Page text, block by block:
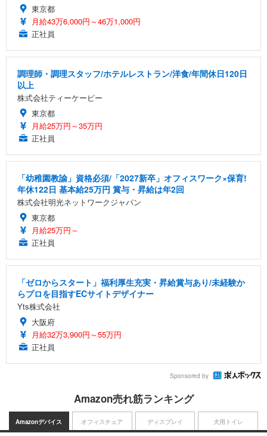
東京都
月給43万6,000円～46万1,000円
正社員
調理師・調理スタッフ/ホテルレストラン/洋食/年間休日120日
以上
株式会社ティーケーピー
東京都
月給25万円～35万円
正社員
「幼稚園教諭」資格必須/「2027新卒」オフィスワーク×保育!
年休122日 基本給25万円 賞与・昇給は年2回
株式会社明光ネットワークジャパン
東京都
月給25万円～
正社員
「ゼロからスタート」福利厚生充実・昇給賞与あり/未経験か
らプロを目指すECサイトデザイナー
Yts株式会社
大阪府
月給32万3,900円～55万円
正社員
Sponsored by
Amazon売れ筋ランキング
Amazonデバイス オフィスチェア ディスプレイ 犬用トイレ